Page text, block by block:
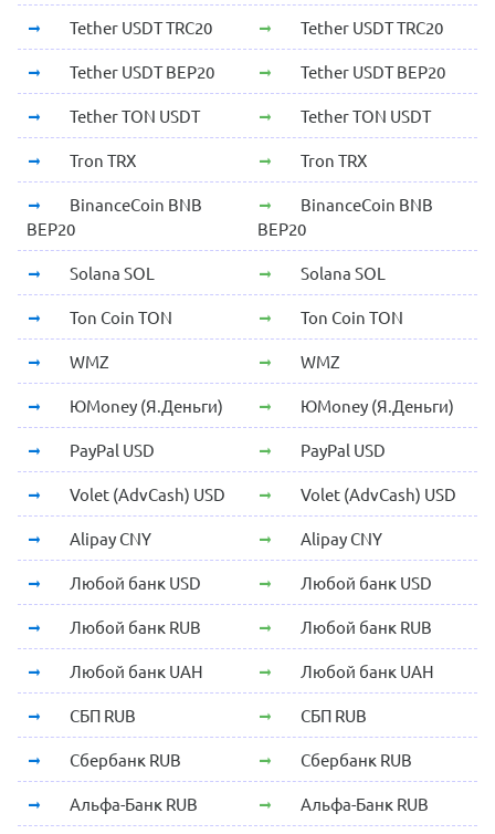
Tether USDT TRC20 Tether USDT TRC20
Tether USDT BEP20 Tether USDT BEP20
Tether TON USDT Tether TON USDT
Tron TRX Tron TRX
BinanceCoin BNB
BEP20
BinanceCoin BNB
BEP20
Solana SOL Solana SOL
Ton Coin TON Ton Coin TON
WMZ WMZ
ЮMoney (Я.Деньги) ЮMoney (Я.Деньги)
PayPal USD PayPal USD
Volet (AdvCash) USD Volet (AdvCash) USD
Alipay CNY Alipay CNY
Любой банк USD Любой банк USD
Любой банк RUB Любой банк RUB
Любой банк UAH Любой банк UAH
СБП RUB СБП RUB
Сбербанк RUB Сбербанк RUB
Альфа-Банк RUB Альфа-Банк RUB